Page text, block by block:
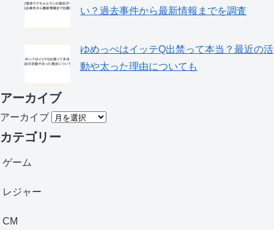
い？過去事件から最新情報までを調査
ゆめっぺはイッテQ出禁って本当？最近の活
動や太った理由についても
アーカイブ
アーカイブ
カテゴリー
ゲーム
レジャー
CM